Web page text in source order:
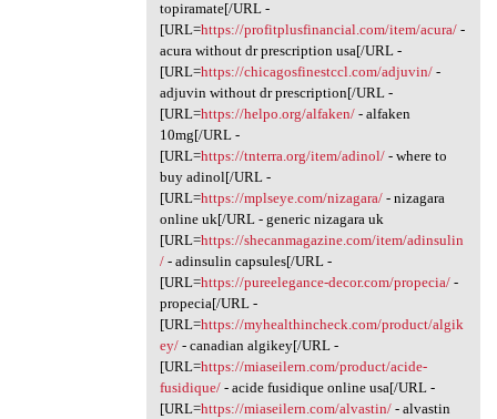
topiramate[/URL -
[URL=https://profitplusfinancial.com/item/acura/-
acura without dr prescription usa[/URL -
[URL=https://chicagosfinestccl.com/adjuvin/-
adjuvin without dr prescription[/URL -
[URL=https://helpo.org/alfaken/- alfaken
10mg[/URL -
[URL=https://tnterra.org/item/adinol/- where to
buy adinol[/URL -
[URL=https://mplseye.com/nizagara/- nizagara
online uk[/URL - generic nizagara uk
[URL=https://shecanmagazine.com/item/adinsulin
/- adinsulin capsules[/URL -
[URL=https://pureelegance-decor.com/propecia/-
propecia[/URL -
[URL=https://myhealthincheck.com/product/algik
ey/- canadian algikey[/URL -
[URL=https://miaseilern.com/product/acide-
fusidique/- acide fusidique online usa[/URL -
[URL=https://miaseilern.com/alvastin/- alvastin